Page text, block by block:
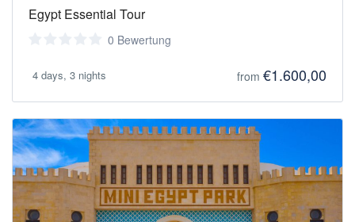
Egypt Essential Tour
0 Bewertung
4 days, 3 nights from €1.600,00